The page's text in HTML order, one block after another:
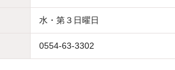
水・第３日曜日
0554-63-3302